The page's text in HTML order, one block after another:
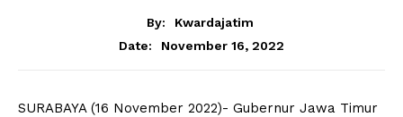
By:
Kwardajatim
Date:
November 16, 2022
SURABAYA (16 November 2022)- Gubernur Jawa Timur